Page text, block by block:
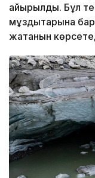
айырылды. Бұл
мұздықтарына
жатқанын